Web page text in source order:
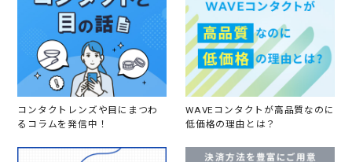
コンタクトレンズや目にまつわ
るコラムを発信中！
WAVEコンタクトが高品質なのに
低価格の理由とは？